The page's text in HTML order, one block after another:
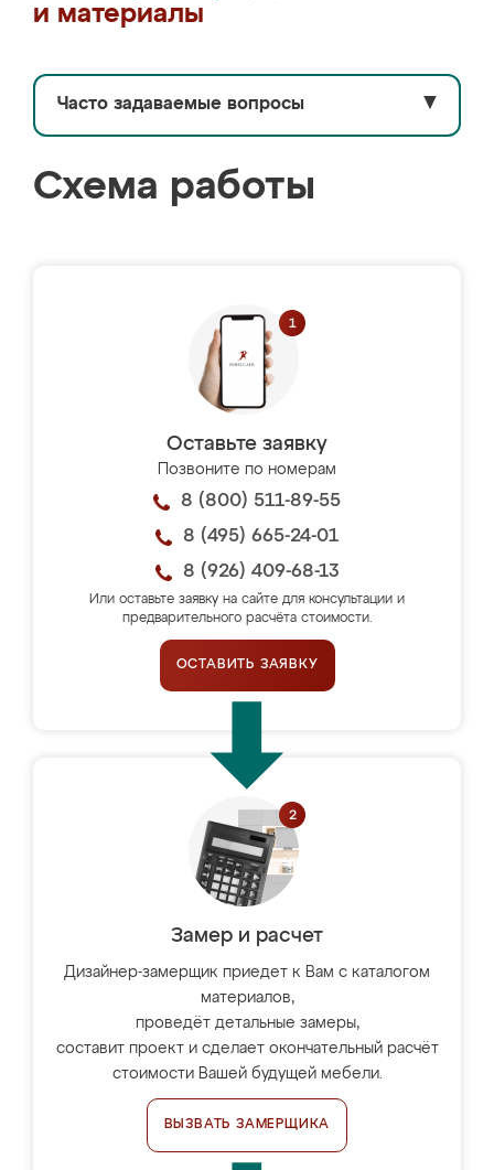
и материалы
Часто задаваемые вопросы ▼
Схема работы
Оставьте заявку
Позвоните по номерам
8 (800) 511-89-55
8 (495) 665-24-01
8 (926) 409-68-13
Или оставьте заявку на сайте для консультации и
предварительного расчёта стоимости.
ОСТАВИТЬ ЗАЯВКУ
Замер и расчет
Дизайнер-замерщик приедет к Вам с каталогом
материалов,
проведёт детальные замеры,
составит проект и сделает окончательный расчёт
стоимости Вашей будущей мебели.
ВЫЗВАТЬ ЗАМЕРЩИКА